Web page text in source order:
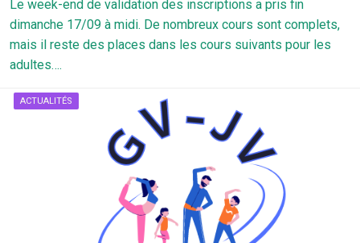
Le week-end de validation des inscriptions a pris fin
dimanche 17/09 à midi. De nombreux cours sont complets,
mais il reste des places dans les cours suivants pour les
adultes….
ACTUALITÉS